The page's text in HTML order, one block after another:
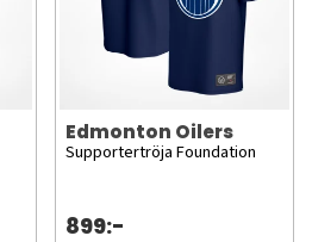
Edmonton Oilers
Supportertröja Foundation
899:-